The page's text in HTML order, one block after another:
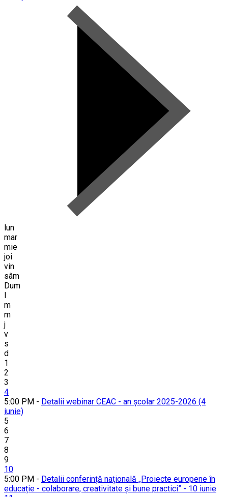
lun
mar
mie
joi
vin
sâm
Dum
l
m
m
j
v
s
d
1
2
3
4
5:00 PM - Detalii webinar CEAC - an școlar 2025-2026 (4
iunie)
5
6
7
8
9
10
5:00 PM - Detalii conferință națională „Proiecte europene în
educație - colaborare, creativitate și bune practici” - 10 iunie